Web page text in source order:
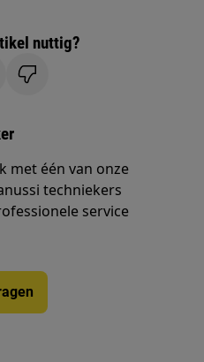
nuttig?
met één van onze
techniekers
service